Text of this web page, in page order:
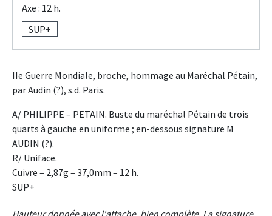
Axe : 12 h.
SUP+
IIe Guerre Mondiale, broche, hommage au Maréchal Pétain,
par Audin (?), s.d. Paris.
A/ PHILIPPE – PETAIN. Buste du maréchal Pétain de trois
quarts à gauche en uniforme ; en-dessous signature M
AUDIN (?).
R/ Uniface.
Cuivre – 2,87g – 37,0mm – 12 h.
SUP+
Hauteur donnée avec l'attache, bien complète. La signature